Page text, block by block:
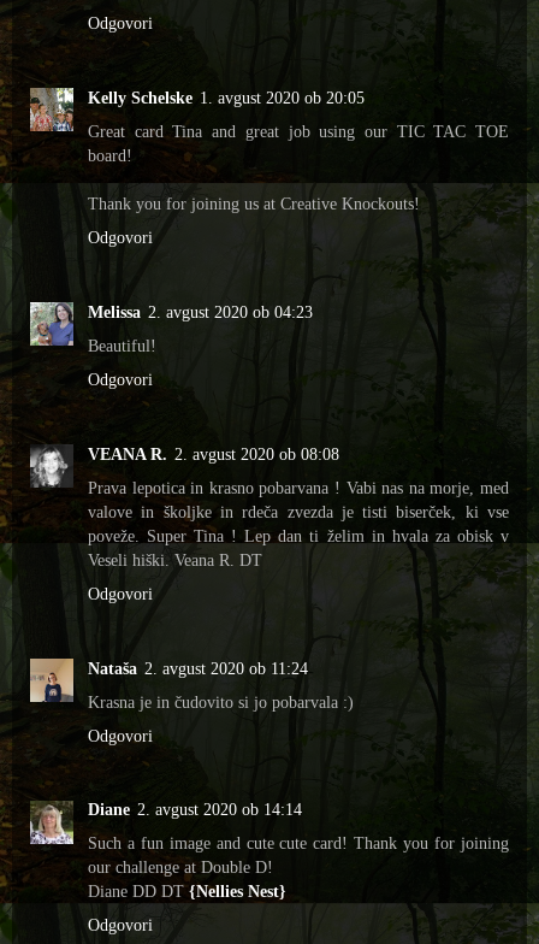
Odgovori
Kelly Schelske 1. avgust 2020 ob 20:05
Great card Tina and great job using our TIC TAC TOE
board!
Thank you for joining us at Creative Knockouts!
Odgovori
Melissa 2. avgust 2020 ob 04:23
Beautiful!
Odgovori
VEANA R. 2. avgust 2020 ob 08:08
Prava lepotica in krasno pobarvana ! Vabi nas na morje, med
valove in školjke in rdeča zvezda je tisti biserček, ki vse
poveže. Super Tina ! Lep dan ti želim in hvala za obisk v
Veseli hiški. Veana R. DT
Odgovori
Nataša 2. avgust 2020 ob 11:24
Krasna je in čudovito si jo pobarvala :)
Odgovori
Diane 2. avgust 2020 ob 14:14
Such a fun image and cute cute card! Thank you for joining
our challenge at Double D!
Diane DD DT{Nellies Nest}
Odgovori